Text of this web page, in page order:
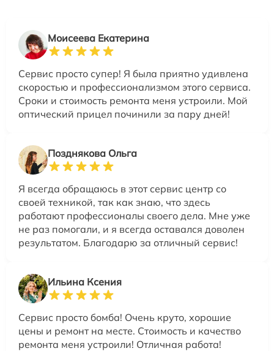
Моисеева Екатерина
Сервис просто супер! Я была приятно удивлена
скоростью и профессионализмом этого сервиса.
Сроки и стоимость ремонта меня устроили. Мой
оптический прицел починили за пару дней!
Позднякова Ольга
Я всегда обращаюсь в этот сервис центр со
своей техникой, так как знаю, что здесь
работают профессионалы своего дела. Мне уже
не раз помогали, и я всегда оставался доволен
результатом. Благодарю за отличный сервис!
Ильина Ксения
Сервис просто бомба! Очень круто, хорошие
цены и ремонт на месте. Стоимость и качество
ремонта меня устроили! Отличная работа!